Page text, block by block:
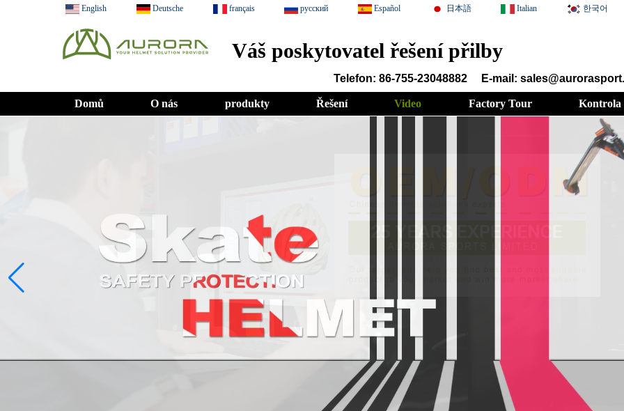
English Deutsche français русский Español 日本語 Italian 한국어
Váš poskytovatel řešení přilby
Telefon: 86-755-23048882 E-mail:
Domů O nás produkty Řešení Video Factory Tour Kontrola